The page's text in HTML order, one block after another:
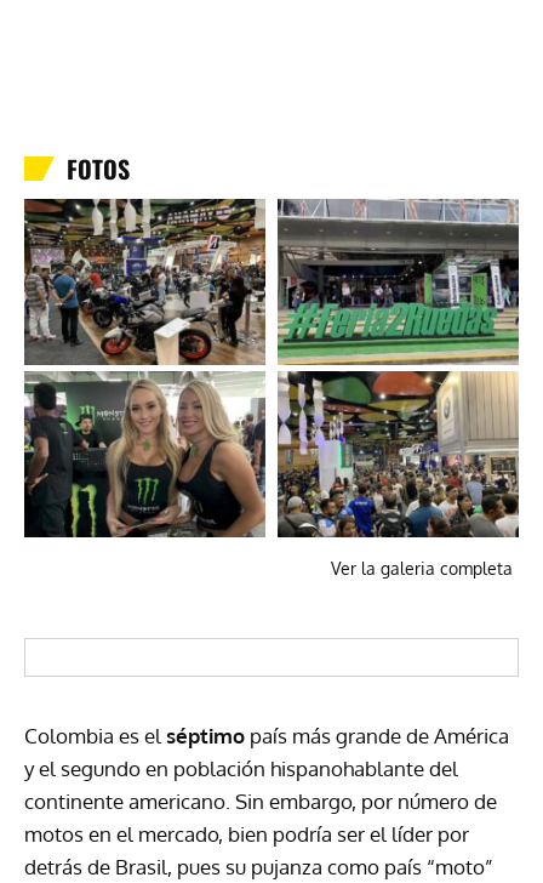
FOTOS
Ver la galeria completa
Colombia es el séptimo país más grande de América
y el segundo en población hispanohablante del
continente americano. Sin embargo, por número de
motos en el mercado, bien podría ser el líder por
detrás de Brasil, pues su pujanza como país “moto”